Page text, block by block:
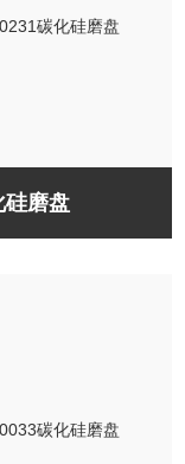
硅磨盘